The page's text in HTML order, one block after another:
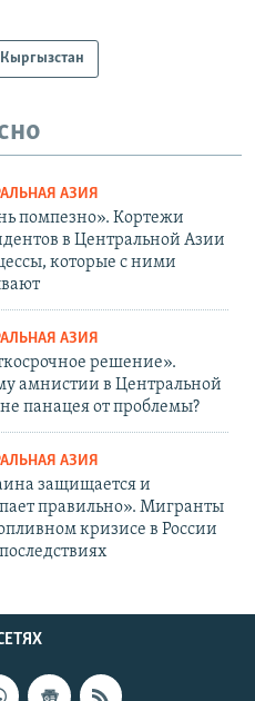
АЗИЯ
помпезно». Кортежи
в Центральной Азии
которые с ними
АЗИЯ
решение».
амнистии в Центральной
панацея от проблемы?
АЗИЯ
защищается и
правильно». Мигранты
кризисе в России